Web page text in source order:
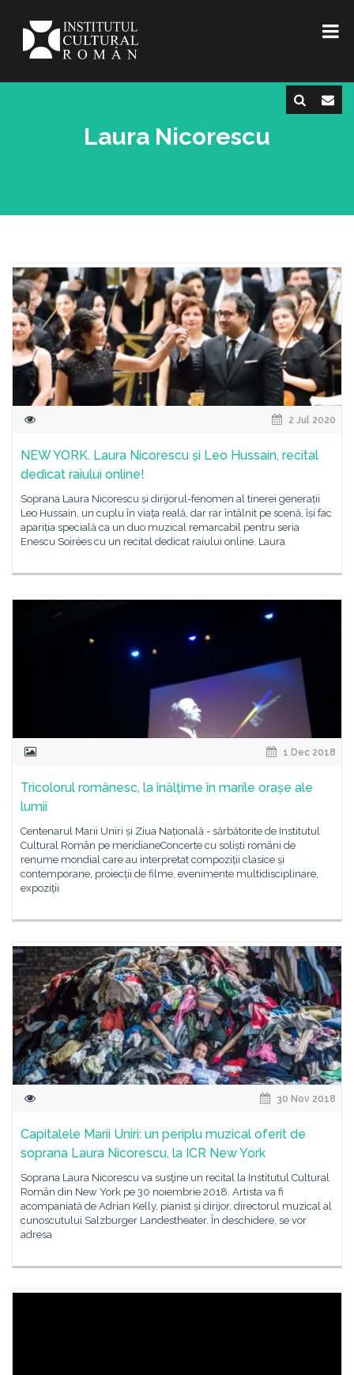
Laura Nicorescu
2 Jul 2020
NEW YORK. Laura Nicorescu și Leo Hussain, recital
dedicat raiului online!
Soprana Laura Nicorescu și dirijorul-fenomen al tinerei generații
Leo Hussain, un cuplu în viața reală, dar rar întâlnit pe scenă, își fac
apariția specială ca un duo muzical remarcabil pentru seria
Enescu Soirées cu un recital dedicat raiului online. Laura
1 Dec 2018
Tricolorul românesc, la înălțime în marile orașe ale
lumii
Centenarul Marii Uniri și Ziua Națională - sărbătorite de Institutul
Cultural Român pe meridianeConcerte cu soliști români de
renume mondial care au interpretat compoziții clasice și
contemporane, proiecții de filme, evenimente multidisciplinare,
expoziții
30 Nov 2018
Capitalele Marii Uniri: un periplu muzical oferit de
soprana Laura Nicorescu, la ICR New York
Soprana Laura Nicorescu va susţine un recital la Institutul Cultural
Român din New York pe 30 noiembrie 2018. Artista va fi
acompaniată de Adrian Kelly, pianist și dirijor, directorul muzical al
cunoscutului Salzburger Landestheater. În deschidere, se vor
adresa